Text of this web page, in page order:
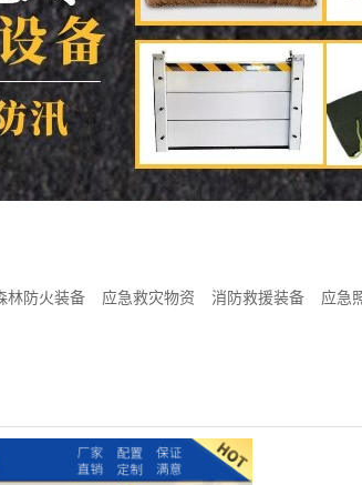
林防火装备 应急救灾物资 消防救援装备 应急